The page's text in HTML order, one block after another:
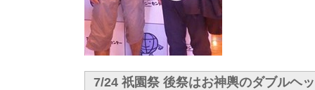
7/24 祇園祭 後祭はお神輿のダブルヘ